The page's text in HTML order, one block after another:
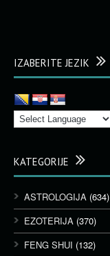
IZABERITE JEZIK
KATEGORIJE
ASTROLOGIJA (634)
EZOTERIJA (370)
FENG SHUI (132)